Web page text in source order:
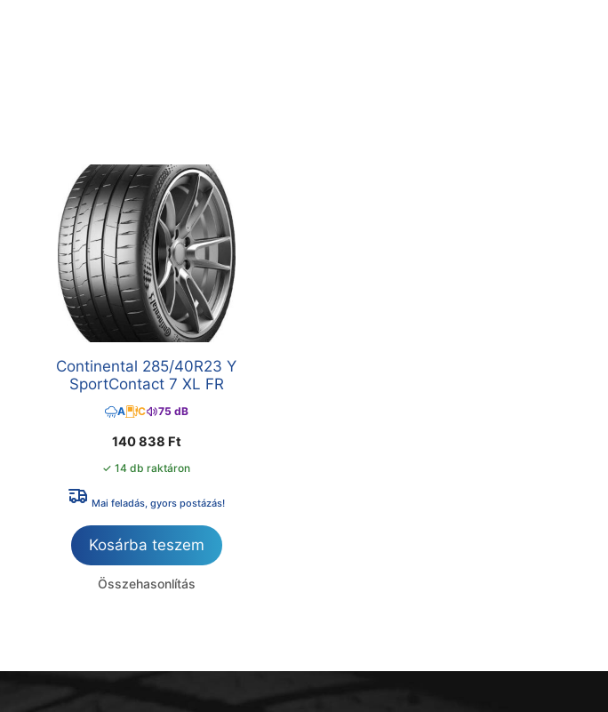
Continental 285/40R23 Y
SportContact 7 XL FR
A C 75 dB
140 838 Ft
✓ 14 db raktáron
Mai feladás, gyors postázás!
Kosárba teszem
Összehasonlítás